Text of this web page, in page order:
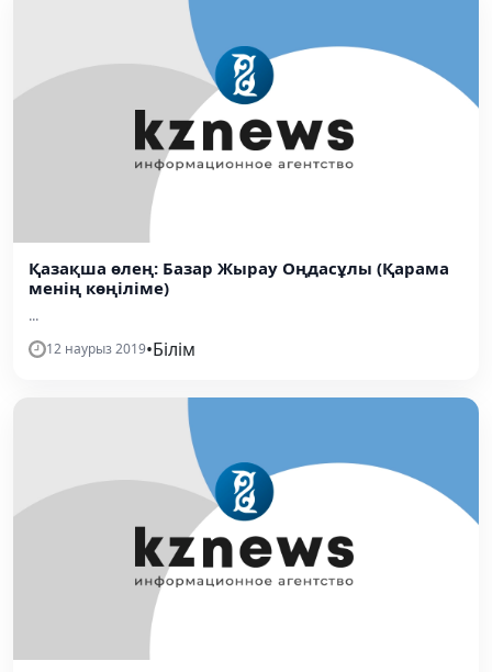
Қазақша өлең: Базар Жырау Оңдасұлы (Қарама
менің көңіліме)
...
12 наурыз 2019•Білім